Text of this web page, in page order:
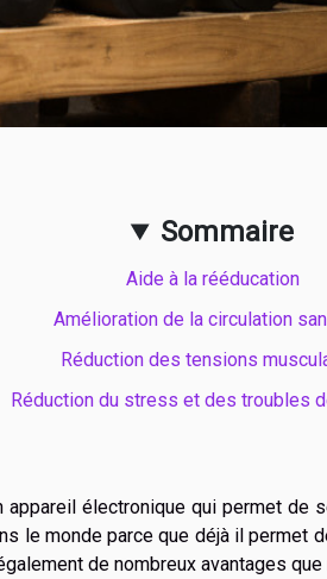
Sommaire
Aide à la rééducation
Amélioration de la circulation
Réduction des tensions
Réduction du stress et des troubles
électronique qui permet de
le monde parce que déjà il permet
de nombreux avantages